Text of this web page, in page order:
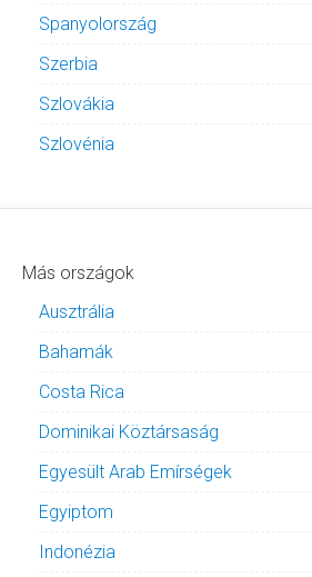
Spanyolország
Szerbia
Szlovákia
Szlovénia
Más országok
Ausztrália
Bahamák
Costa Rica
Dominikai Köztársaság
Egyesült Arab Emírségek
Egyiptom
Indonézia